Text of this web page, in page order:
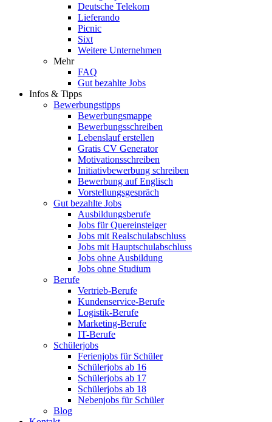
Deutsche Telekom
Lieferando
Picnic
Sixt
Weitere Unternehmen
Mehr
FAQ
Gut bezahlte Jobs
Infos & Tipps
Bewerbungstipps
Bewerbungsmappe
Bewerbungsschreiben
Lebenslauf erstellen
Gratis CV Generator
Motivationsschreiben
Initiativbewerbung schreiben
Bewerbung auf Englisch
Vorstellungsgespräch
Gut bezahlte Jobs
Ausbildungsberufe
Jobs für Quereinsteiger
Jobs mit Realschulabschluss
Jobs mit Hauptschulabschluss
Jobs ohne Ausbildung
Jobs ohne Studium
Berufe
Vertrieb-Berufe
Kundenservice-Berufe
Logistik-Berufe
Marketing-Berufe
IT-Berufe
Schülerjobs
Ferienjobs für Schüler
Schülerjobs ab 16
Schülerjobs ab 17
Schülerjobs ab 18
Nebenjobs für Schüler
Blog